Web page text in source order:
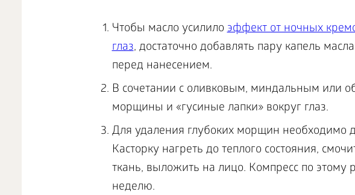
Чтобы масло усилилоэффект от ночных
глаз, достаточно добавлять пару капель
перед нанесением.
В сочетании с оливковым, миндальным или
морщины и «гусиные лапки» вокруг глаз.
Для удаления глубоких морщин необходимо
Касторку нагреть до теплого состояния,
ткань, выложить на лицо. Компресс по этому
неделю.